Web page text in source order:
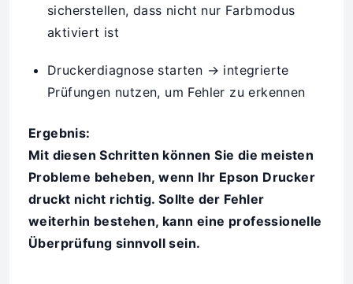
sicherstellen, dass nicht nur Farbmodus
aktiviert ist
Druckerdiagnose starten → integrierte
Prüfungen nutzen, um Fehler zu erkennen
Ergebnis:
Mit diesen Schritten können Sie die meisten
Probleme beheben, wenn Ihr Epson Drucker
druckt nicht richtig. Sollte der Fehler
weiterhin bestehen, kann eine professionelle
Überprüfung sinnvoll sein.